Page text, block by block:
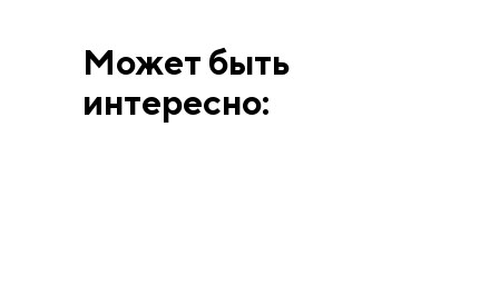
Может быть
интересно: